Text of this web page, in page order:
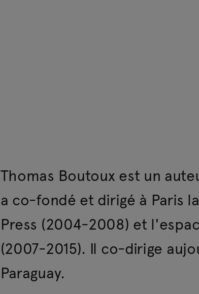
Thomas Boutoux est un
a co-fondé et dirigé à Paris
Press (2004-2008) et
(2007-2015). Il co-dirige
Paraguay.